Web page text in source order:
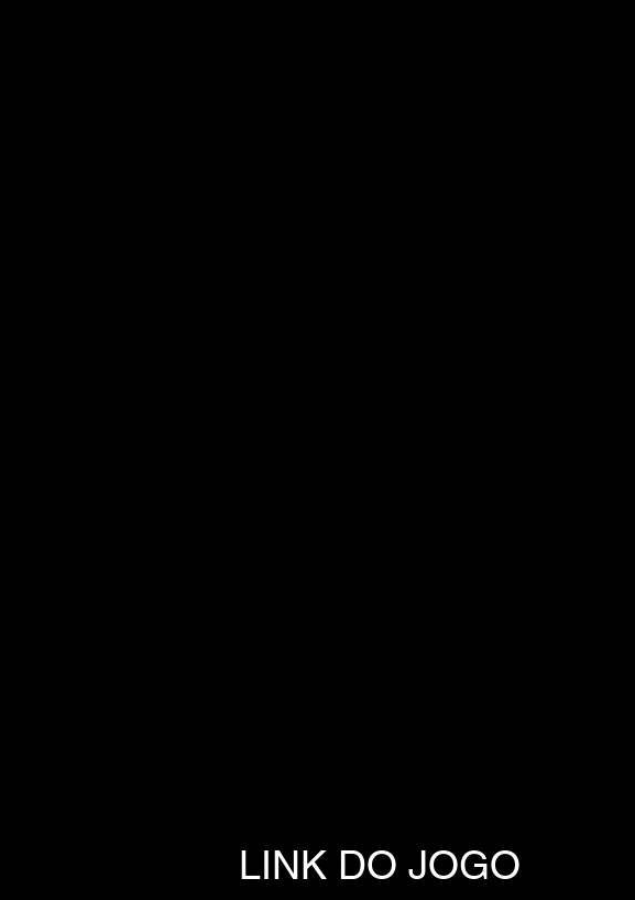
LINK DO JOGO